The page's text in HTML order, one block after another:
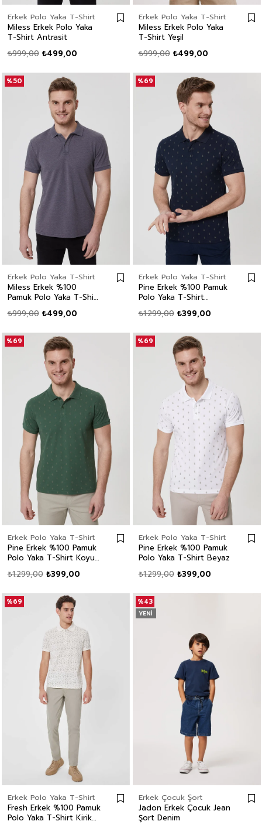
Erkek Polo Yaka T-Shirt
Miless Erkek Polo Yaka
T-Shirt Antrasit
₺499,00
₺999,00
Erkek Polo Yaka T-Shirt
Miless Erkek Polo Yaka
T-Shirt Yeşil
₺499,00
₺999,00
Erkek Polo Yaka T-Shirt
Miless Erkek %100
Pamuk Polo Yaka T-Shirt
₺499,00
₺999,00
%50
Erkek Polo Yaka T-Shirt
Pine Erkek %100 Pamuk
Polo Yaka T-Shirt
₺399,00
₺1.299,00
%69
Erkek Polo Yaka T-Shirt
Pine Erkek %100 Pamuk
Polo Yaka T-Shirt Koyu
₺399,00
₺1.299,00
%69
Erkek Polo Yaka T-Shirt
Pine Erkek %100 Pamuk
Polo Yaka T-Shirt Beyaz
₺399,00
₺1.299,00
%69
Erkek Polo Yaka T-Shirt
Fresh Erkek %100 Pamuk
Polo Yaka T-Shirt Kirik
%69
Erkek Çocuk Şort
Jadon Erkek Çocuk Jean
Şort Denim
%43
YENI